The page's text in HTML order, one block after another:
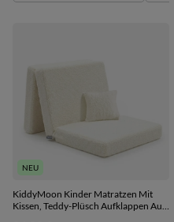
NEU
KiddyMoon Kinder Matratzen Mit
Kissen, Teddy-Plüsch Aufklappen Aus